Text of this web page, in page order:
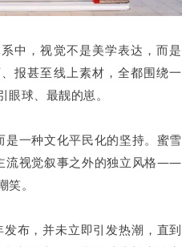
中，视觉不是美学表达，而是
报甚至线上素材，全都围绕一
球、最靓的崽。
是一种文化平民化的坚持。蜜雪
流视觉叙事之外的独立风格——
。
布，并未立即引发热潮，直到